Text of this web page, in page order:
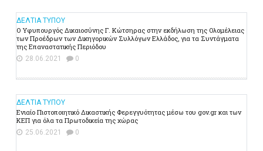
ΔΕΛΤΙΑ ΤΥΠΟΥ
Ο Υφυπουργός Δικαιοσύνης Γ. Κώτσηρας στην εκδήλωση της Ολομέλειας
των Προέδρων των Δικηγορικών Συλλόγων Ελλάδος, για τα Συντάγματα
της Επαναστατικής Περιόδου
28.06.2021 0
ΔΕΛΤΙΑ ΤΥΠΟΥ
Ενιαίο Πιστοποιητικό Δικαστικής Φερεγγυότητας μέσω του gov.gr και των
ΚΕΠ για όλα τα Πρωτοδικεία της χώρας
25.06.2021 0